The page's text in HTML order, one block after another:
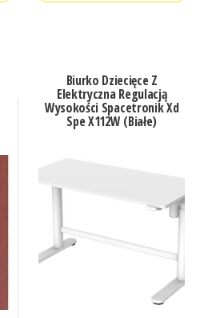
Biurko Dziecięce Z
Elektryczna Regulacją
Wysokości Spacetronik Xd
Spe X112W (Białe)